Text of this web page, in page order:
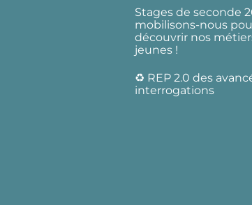
Stages de seconde
mobilisons-nous
découvrir nos
jeunes !
♻️ REP 2.0 des
interrogations